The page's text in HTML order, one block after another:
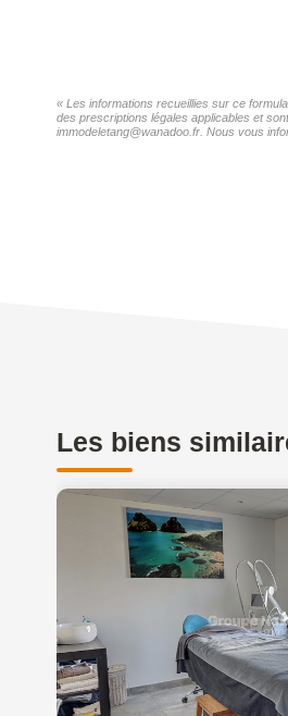
« Les informations recueillies sur ce
des prescriptions légales applicables et
immodeletang@wanadoo.fr. Nous vous
Les biens